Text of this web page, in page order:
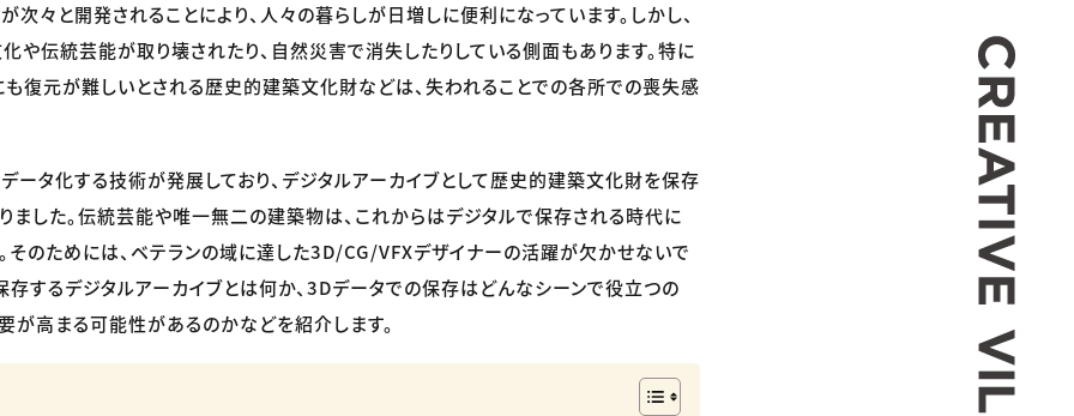
次々と開発されることにより、人々の暮らしが日増しに便利になっています。しかし、
や伝統芸能が取り壊されたり、自然災害で消失したりしている側面もあります。特に
復元が難しいとされる歴史的建築文化財などは、失われることでの各所での喪失感
ータ化する技術が発展しており、デジタルアーカイブとして歴史的建築文化財を保存
ました。伝統芸能や唯一無二の建築物は、これからはデジタルで保存される時代に
そのためには、ベテランの域に達した3D/CG/VFXデザイナーの活躍が欠かせないで
存するデジタルアーカイブとは何か、3Dデータでの保存はどんなシーンで役立つの
が高まる可能性があるのかなどを紹介します。